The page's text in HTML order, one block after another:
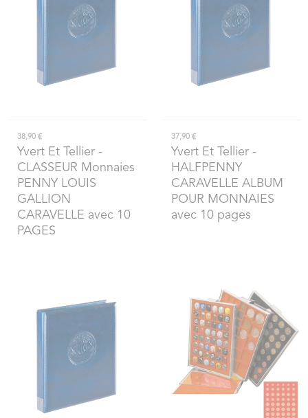
38,90 €
Yvert Et Tellier-
CLASSEUR Monnaies
PENNY LOUIS
GALLION
CARAVELLE avec 10
PAGES
37,90 €
Yvert Et Tellier-
HALFPENNY
CARAVELLE ALBUM
POUR MONNAIES
avec 10 pages